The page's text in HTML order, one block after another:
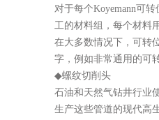
对于每个Koyemann可
工的材料组，每个材料
在大多数情况下，可转
字，例如非常通用的可
◆螺纹切削头
石油和天然气钻井行业
生产这些管道的现代高